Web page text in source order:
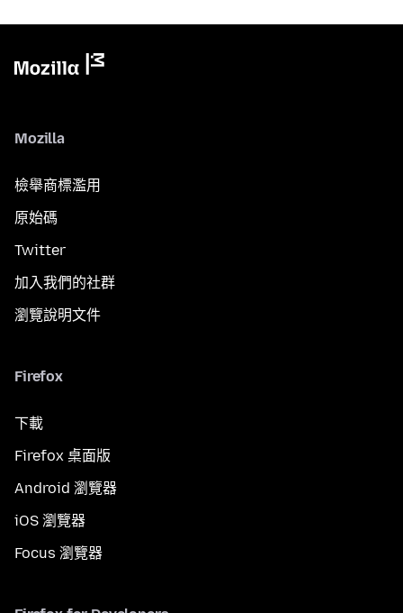
Mozilla
檢舉商標濫用
原始碼
Twitter
加入我們的社群
瀏覽說明文件
Firefox
下載
Firefox 桌面版
Android 瀏覽器
iOS 瀏覽器
Focus 瀏覽器